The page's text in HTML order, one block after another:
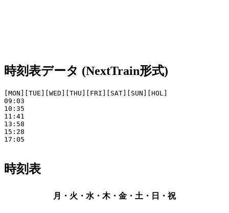
時刻表データ (NextTrain形式)
[MON][TUE][WED][THU][FRI][SAT][SUN][HOL]
09:03
10:35
11:41
13:58
15:28
17:05
時刻表
月・火・水・木・金・土・日・祝